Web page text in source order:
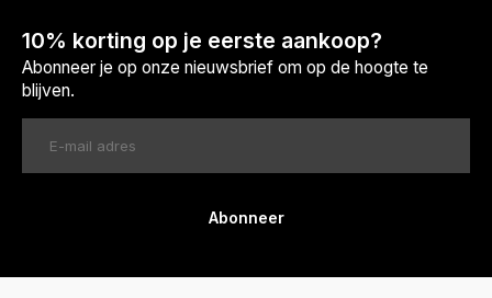
10% korting op je eerste aankoop?
Abonneer je op onze nieuwsbrief om op de hoogte te
blijven.
Abonneer